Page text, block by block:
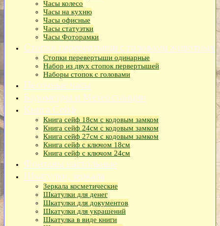
Часы колесо
Часы на кухню
Часы офисные
Часы статуэтки
Часы Фоторамки
Стопки перевертыши с головами животных
Стопки перевертыши одинарные
Набор из двух стопок первертышей
Наборы стопок с головами
Песочные часы
Барометры и Метеостанции
Книга Сейф
Книга сейф 18см с кодовым замком
Книга сeйф 24см с кодовым замком
Книга сейф 27см с кодовым замком
Книга сейф с ключом 18см
Книга сейф с ключом 24см
Фонтаны настольные
Шкатулки, зеркала
Зеркала косметические
Шкатулки для денег
Шкатулки для документов
Шкатулки для украшений
Шкатулка в виде книги